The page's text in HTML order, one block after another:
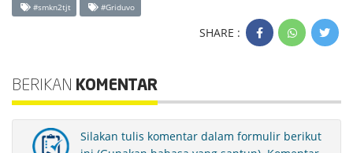
#smkn2tjt #Griduvo
SHARE :
BERIKAN KOMENTAR
Silakan tulis komentar dalam formulir berikut